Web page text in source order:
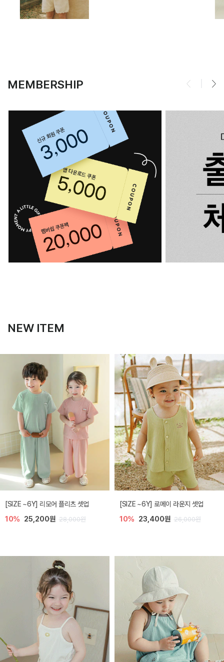
MEMBERSHIP
NEW ITEM
[SIZE ~6Y] 리모어 플리츠 셋업
10% 25,200원 28,000원
[SIZE ~6Y] 로메이 라운지 셋업
10% 23,400원 26,000원